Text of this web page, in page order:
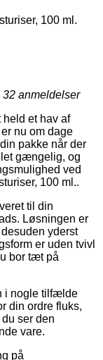
100 ml.
32 anmeldelser
et hav af
nu om dage
pakke når der
let gængelig, og
ved
100 ml..
til din
Løsningen er
yderst
er uden tvivl
bor tæt på
i nogle tilfælde
din ordre fluks,
ser den
vare.
på